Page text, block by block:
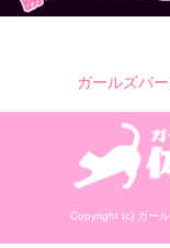
ガールズバ
Copyright (c) ガー